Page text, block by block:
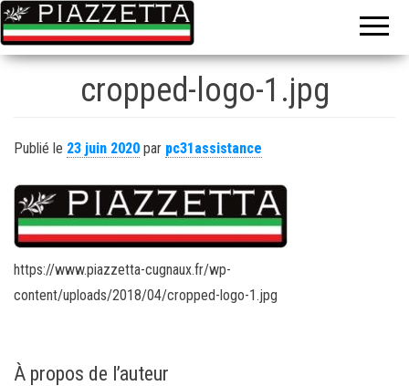
emporter
cropped-logo-1.jpg
Publié le 23 juin 2020 par pc31assistance
https://www.piazzetta-cugnaux.fr/wp-
content/uploads/2018/04/cropped-logo-1.jpg
À propos de l’auteur